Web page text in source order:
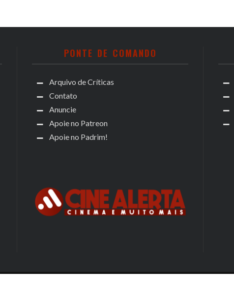
PONTE DE COMANDO
Arquivo de Críticas
Contato
Anuncie
Apoie no Patreon
Apoie no Padrim!